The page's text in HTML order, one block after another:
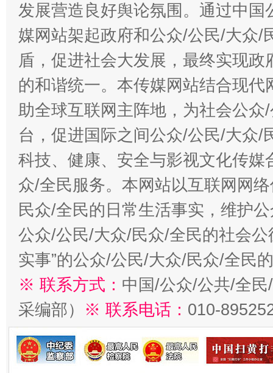
发展营造良好舆论氛围。通过中
媒网站架起政府和公众/公民/大众/
盾，促进社会大发展，最终实现
的和谐统一。本传媒网站结合现
助全球互联网主阵地，为社会公
台，促进国际之间公众/公民/大众/
科技、健康、安全与影视文化传
众/全民服务。本网站以互联网网
民众/全民的日常生活事实，维护
公众/公民/大众/民众/全民的社会公
实事”的公众/公民/大众/民众/全民
※ 联系方式： 中国/公众/公共/全
采编部） ※ 联系电话： 010-